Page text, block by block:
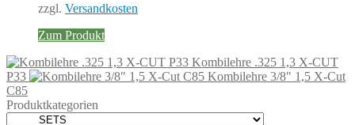
zzgl. Versandkosten
Zum Produkt
Kombilehre .325 1,3 X-CUT
P33
Kombilehre 3/8" 1,5 X-Cut
C85
Produktkategorien